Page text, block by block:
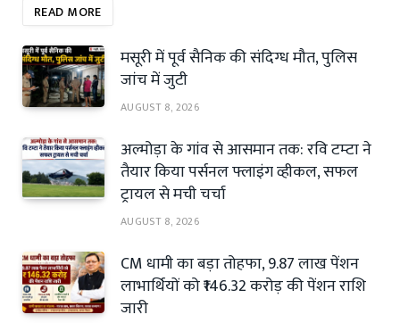
READ MORE
मसूरी में पूर्व सैनिक की संदिग्ध मौत, पुलिस
जांच में जुटी
AUGUST 8, 2026
अल्मोड़ा के गांव से आसमान तक: रवि टम्टा ने
तैयार किया पर्सनल फ्लाइंग व्हीकल, सफल
ट्रायल से मची चर्चा
AUGUST 8, 2026
CM धामी का बड़ा तोहफा, 9.87 लाख पेंशन
लाभार्थियों को ₹146.32 करोड़ की पेंशन राशि
जारी